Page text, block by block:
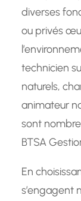
diverses
ou privés
technicien
naturels,
animateur
sont
BTSA
En
s’engagent